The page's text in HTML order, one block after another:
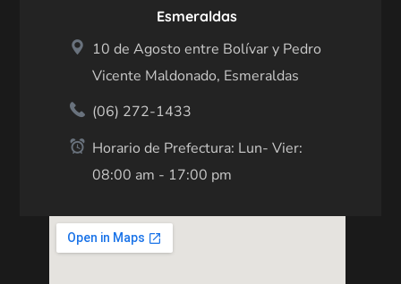
Esmeraldas
10 de Agosto entre Bolívar y Pedro
Vicente Maldonado, Esmeraldas
(06) 272-1433
Horario de Prefectura: Lun- Vier:
08:00 am - 17:00 pm